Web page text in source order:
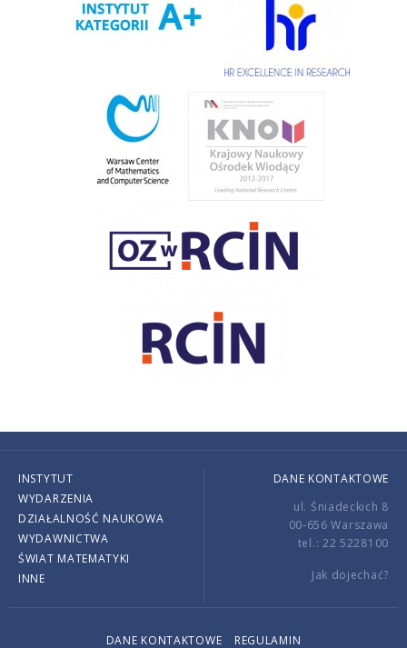
INSTYTUT
WYDARZENIA
DZIAŁALNOŚĆ NAUKOWA
WYDAWNICTWA
ŚWIAT MATEMATYKI
INNE
DANE KONTAKTOWE
ul. Śniadeckich 8
00-656 Warszawa
tel.: 22 5228100
Jak dojechać?
DANE KONTAKTOWE REGULAMIN